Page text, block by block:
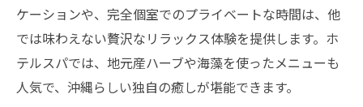
ケーションや、完全個室でのプライベートな時間は、他
では味わえない贅沢なリラックス体験を提供します。ホ
テルスパでは、地元産ハーブや海藻を使ったメニューも
人気で、沖縄らしい独自の癒しが堪能できます。